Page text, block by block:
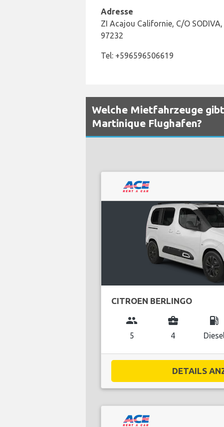
Adresse
ZI Acajou Californie, C/O
97232
Tel: +596596506619
Welche Mietfahrzeuge
Martinique Flughafen?
CITROEN BERLINGO
group
5
business_center
4
local_gas_station
DETAILS